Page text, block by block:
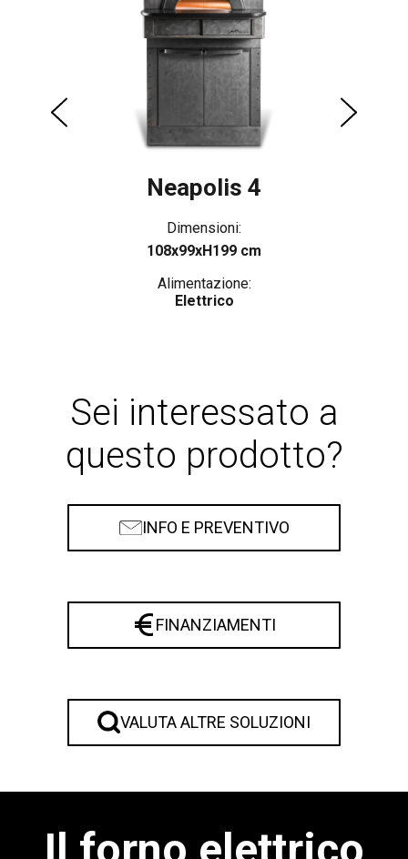
Neapolis 4
Dimensioni:
108x99xH199 cm
Alimentazione:
Elettrico
Sei interessato a
questo prodotto?
INFO E PREVENTIVO
FINANZIAMENTI
VALUTA ALTRE SOLUZIONI